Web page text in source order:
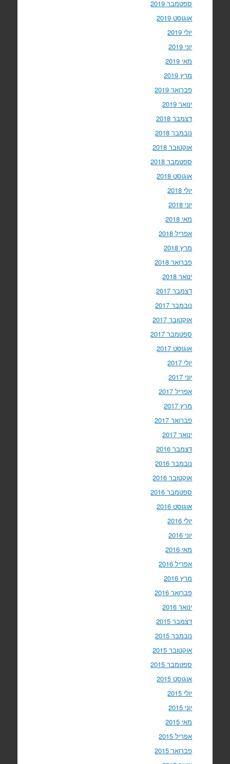
ספטמבר 2019
אוגוסט 2019
יולי 2019
יוני 2019
מאי 2019
מרץ 2019
פברואר 2019
ינואר 2019
דצמבר 2018
נובמבר 2018
אוקטובר 2018
ספטמבר 2018
אוגוסט 2018
יולי 2018
יוני 2018
מאי 2018
אפריל 2018
מרץ 2018
פברואר 2018
ינואר 2018
דצמבר 2017
נובמבר 2017
אוקטובר 2017
ספטמבר 2017
אוגוסט 2017
יולי 2017
יוני 2017
אפריל 2017
מרץ 2017
פברואר 2017
ינואר 2017
דצמבר 2016
נובמבר 2016
אוקטובר 2016
ספטמבר 2016
אוגוסט 2016
יולי 2016
יוני 2016
מאי 2016
אפריל 2016
מרץ 2016
פברואר 2016
ינואר 2016
דצמבר 2015
נובמבר 2015
אוקטובר 2015
ספטמבר 2015
אוגוסט 2015
יולי 2015
יוני 2015
מאי 2015
אפריל 2015
פברואר 2015